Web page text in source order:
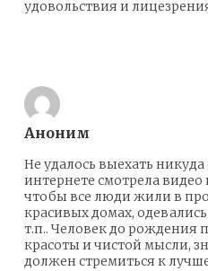
удовольствия и
Аноним
Не удалось выехать
интернете смотрела видео
чтобы все люди жили в
красивых домах,
т.п.. Человек до рождения
красоты и чистой мысли,
должен стремиться к